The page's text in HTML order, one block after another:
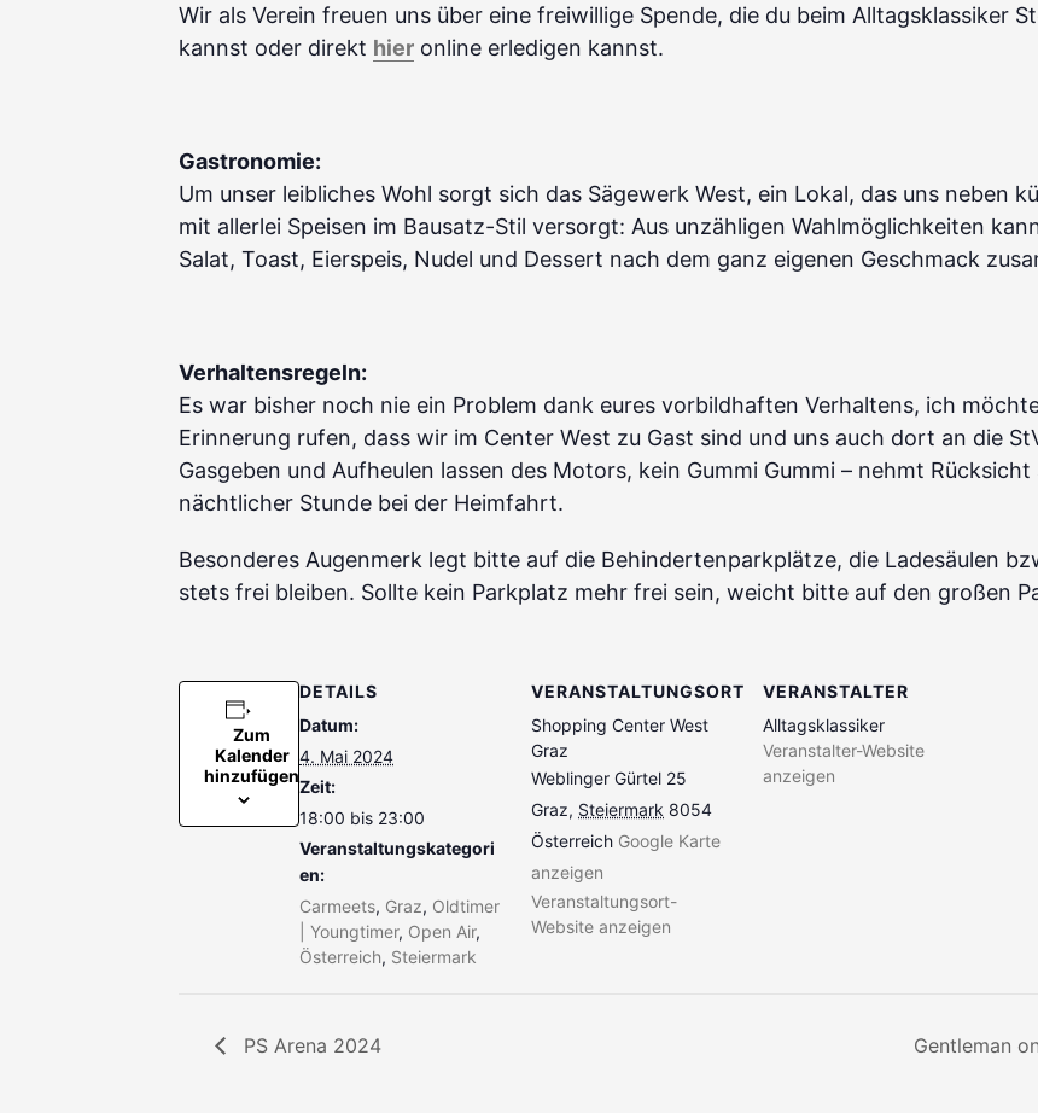
Wir als Verein freuen uns über eine freiwillige Spende, die du beim Alltagsklassiker
kannst oder direkt hier online erledigen kannst.
Gastronomie:
Um unser leibliches Wohl sorgt sich das Sägewerk West, ein Lokal, das uns neben
mit allerlei Speisen im Bausatz-Stil versorgt: Aus unzähligen Wahlmöglichkeiten
Salat, Toast, Eierspeis, Nudel und Dessert nach dem ganz eigenen Geschmack
Verhaltensregeln:
Es war bisher noch nie ein Problem dank eures vorbildhaften Verhaltens, ich
Erinnerung rufen, dass wir im Center West zu Gast sind und uns auch dort an die
Gasgeben und Aufheulen lassen des Motors, kein Gummi Gummi – nehmt
nächtlicher Stunde bei der Heimfahrt.
Besonderes Augenmerk legt bitte auf die Behindertenparkplätze, die Ladesäulen
stets frei bleiben. Sollte kein Parkplatz mehr frei sein, weicht bitte auf den großen
Zum
Kalender
hinzufügen
DETAILS
Datum:
4. Mai 2024
Zeit:
18:00 bis 23:00
Veranstaltungskategori
en:
Carmeets, Graz, Oldtimer
| Youngtimer, Open Air,
Österreich, Steiermark
VERANSTALTUNGSORT
Shopping Center West
Graz
Weblinger Gürtel 25
Graz, Steiermark 8054
Österreich Google Karte
anzeigen
Veranstaltungsort-
Website anzeigen
VERANSTALTER
Alltagsklassiker
Veranstalter-Website
anzeigen
PS Arena 2024 Gentleman